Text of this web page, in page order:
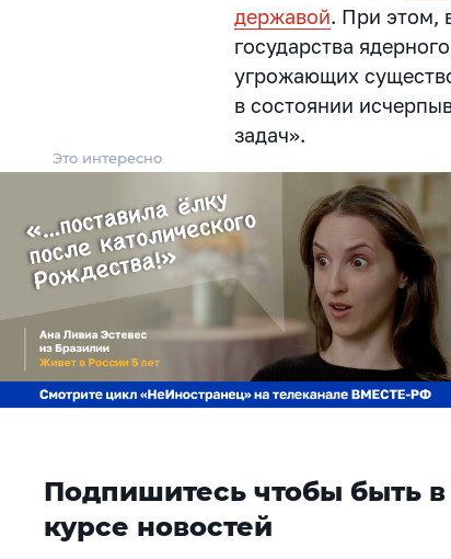
державой. При этом,
государства
угрожающих
в состоянии
задач».
Это интересно
Подпишитесь чтобы быть в
курсе новостей